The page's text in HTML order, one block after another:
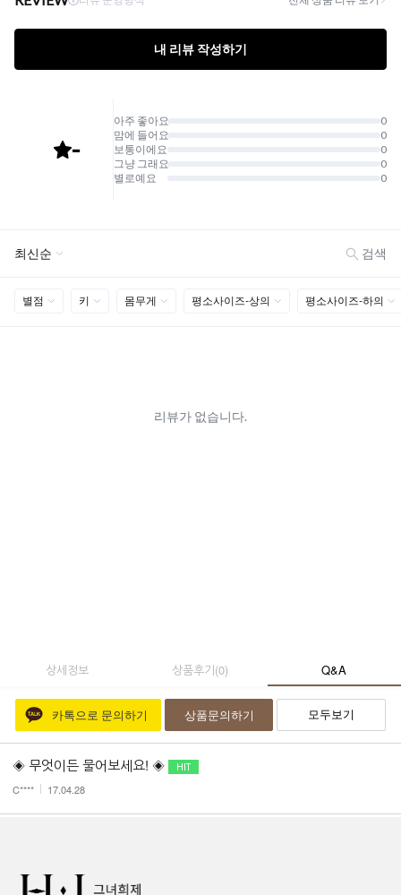
상세정보 상품후기(0) Q&A
카톡으로 문의하기 상품문의하기 모두보기
◈ 무엇이든 물어보세요! ◈
C**** 17.04.28